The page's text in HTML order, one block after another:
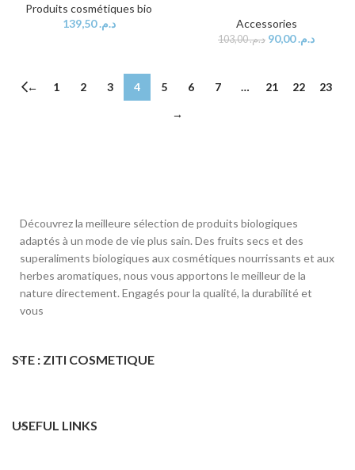
Produits cosmétiques bio
د.م.139,50 Accessories
د.م.103,00 د.م.90,00
← 1 2 3 4 5 6 7 … 21 22
23
→
Découvrez la meilleure sélection de produits biologiques
adaptés à un mode de vie plus sain. Des fruits secs et des
superaliments biologiques aux cosmétiques nourrissants et aux
herbes aromatiques, nous vous apportons le meilleur de la
nature directement. Engagés pour la qualité, la durabilité et
vous
STE : ZITI COSMETIQUE
USEFUL LINKS